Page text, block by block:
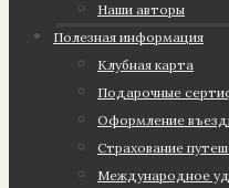
Наши авторы
Полезная информация
Клубная карта
Подарочные
Оформление
Страхование
Международное